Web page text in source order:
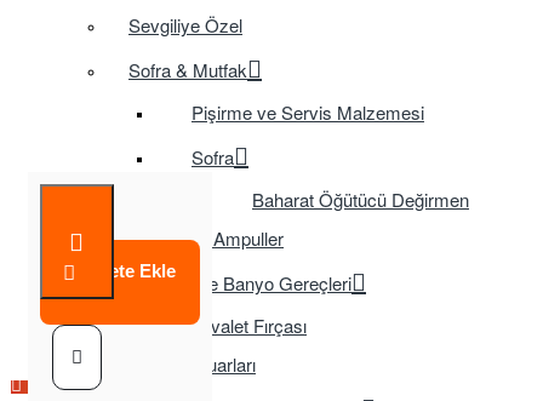
Sevgiliye Özel
Sofra & Mutfak
Pişirme ve Servis Malzemesi
Sofra
Baharat Öğütücü Değirmen
Tasarruflu Ampuller
Temizlik ve Banyo Gereçleri
Tuvalet Fırçası
TV Aksesuarları
Sepete Ekle
Çok Satılan Ürün
Çok Satılan Ürün